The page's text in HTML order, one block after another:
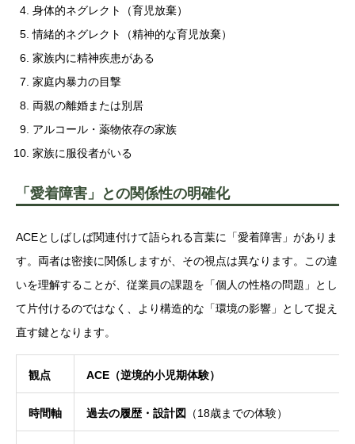
身体的ネグレクト（育児放棄）
情緒的ネグレクト（精神的な育児放棄）
家族内に精神疾患がある
家庭内暴力の目撃
両親の離婚または別居
アルコール・薬物依存の家族
家族に服役者がいる
「愛着障害」との関係性の明確化
ACEとしばしば関連付けて語られる言葉に「愛着障害」がありま
す。両者は密接に関係しますが、その視点は異なります。この違
いを理解することが、従業員の課題を「個人の性格の問題」とし
て片付けるのではなく、より構造的な「環境の影響」として捉え
直す鍵となります。
観点 ACE（逆境的小児期体験）
時間軸 過去の履歴・設計図 （18歳までの体験）